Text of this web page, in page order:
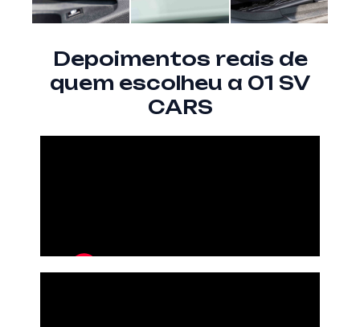
Depoimentos reais de
quem escolheu a 01 SV
CARS